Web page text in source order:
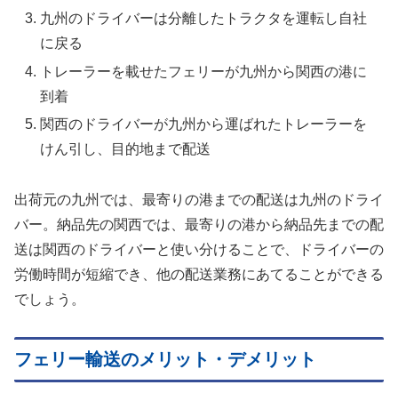
九州のドライバーは分離したトラクタを運転し自社
に戻る
トレーラーを載せたフェリーが九州から関西の港に
到着
関西のドライバーが九州から運ばれたトレーラーを
けん引し、目的地まで配送
出荷元の九州では、最寄りの港までの配送は九州のドライ
バー。納品先の関西では、最寄りの港から納品先までの配
送は関西のドライバーと使い分けることで、ドライバーの
労働時間が短縮でき、他の配送業務にあてることができる
でしょう。
フェリー輸送のメリット・デメリット